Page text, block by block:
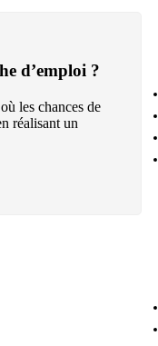
d’emploi ?
les chances de
réalisant un